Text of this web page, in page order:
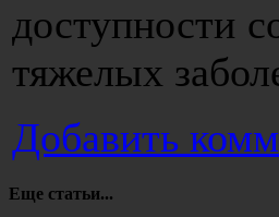
доступности
тяжелых
Добавить
Еще статьи...